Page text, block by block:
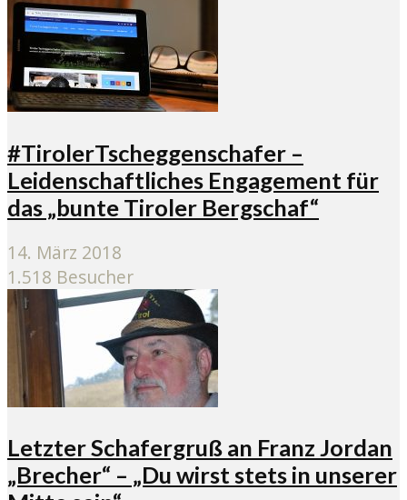
#TirolerTscheggenschafer –
Leidenschaftliches Engagement für
das „bunte Tiroler Bergschaf“
14. März 2018
1.518 Besucher
Letzter Schafergruß an Franz Jordan
„Brecher“ – „Du wirst stets in unserer